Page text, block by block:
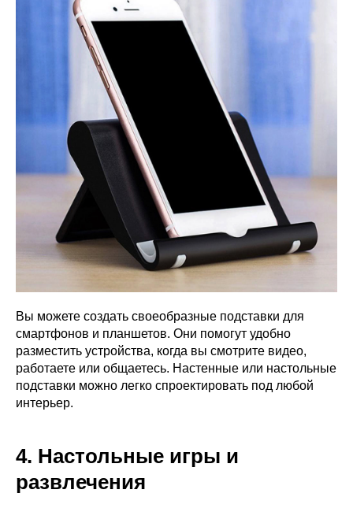
Вы можете создать своеобразные подставки для
смартфонов и планшетов. Они помогут удобно
разместить устройства, когда вы смотрите видео,
работаете или общаетесь. Настенные или настольные
подставки можно легко спроектировать под любой
интерьер.
4. Настольные игры и
развлечения